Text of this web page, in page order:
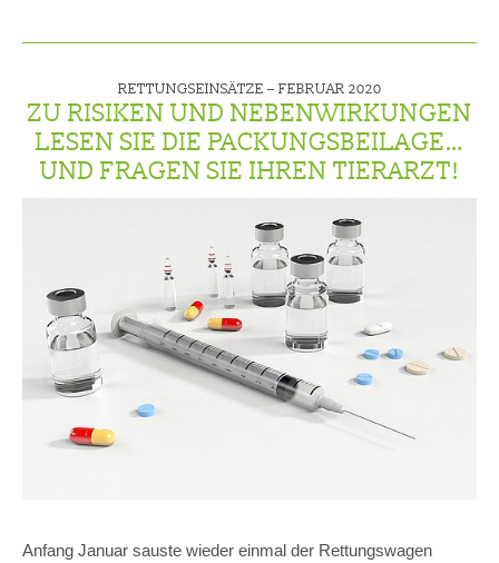
RETTUNGSEINSÄTZE – FEBRUAR 2020
ZU RISIKEN UND NEBENWIRKUNGEN
LESEN SIE DIE PACKUNGSBEILAGE…
UND FRAGEN SIE IHREN TIERARZT!
Anfang Januar sauste wieder einmal der Rettungswagen